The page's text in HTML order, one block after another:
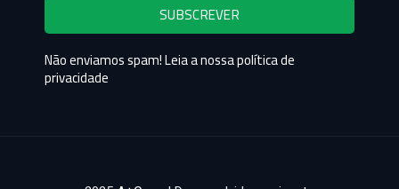
Não enviamos spam! Leia a nossapolítica de
privacidade